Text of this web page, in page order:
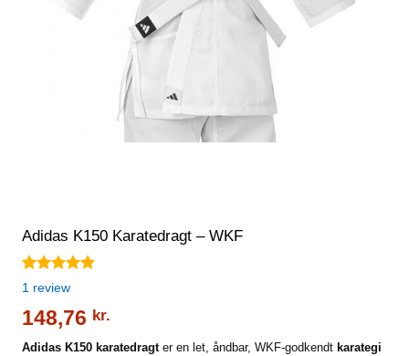
Adidas K150 Karatedragt – WKF
Bedømt
ud af 5
baseret på
1
kundebedømmelse
1 review
148,76 kr.
Adidas K150 karatedragt er en let, åndbar, WKF-godkendt karategi